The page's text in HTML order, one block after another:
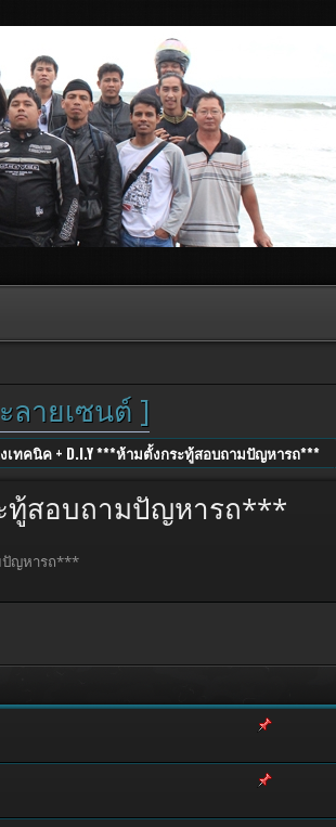
ลายเซนต์ ]
เทคนิค + D.I.Y ***ห้ามตั้งกระทู้สอบถามปัญหารถ***
ทู้สอบถามปัญหารถ***
ปัญหารถ***